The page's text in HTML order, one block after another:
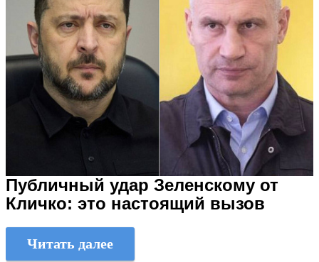
Публичный удар Зеленскому от
Кличко: это настоящий вызов
Читать далее